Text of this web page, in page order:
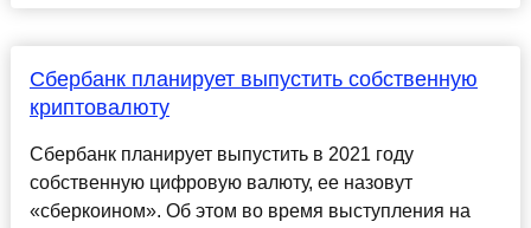
Сбербанк планирует выпустить собственную
криптовалюту
Сбербанк планирует выпустить в 2021 году
собственную цифровую валюту, ее назовут
«сберкоином». Об этом во время выступления на